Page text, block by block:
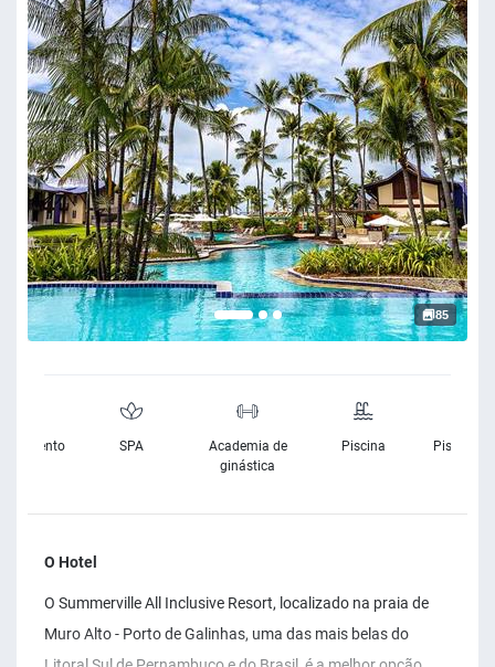
85
SPA
Academia de
ginástica
Piscina Piscina
O Hotel
O Summerville All Inclusive Resort, localizado na praia de
Muro Alto - Porto de Galinhas, uma das mais belas do